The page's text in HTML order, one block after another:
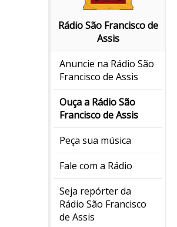
Rádio São Francisco de
Assis
Anuncie na Rádio São
Francisco de Assis
Ouça a Rádio São
Francisco de Assis
Peça sua música
Fale com a Rádio
Seja repórter da
Rádio São Francisco
de Assis